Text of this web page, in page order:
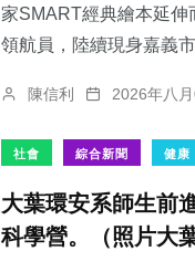
家SMART經典繪本延
領航員，陸續現身嘉義
陳信利 2026年八
社會 綜合新聞 健康
大葉環安系師生前
科學營。（照片大
204+
文教